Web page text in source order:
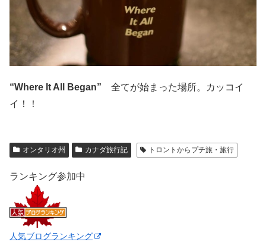
“Where It All Began” 全てが始まった場所。カッコイ
イ！！
オンタリオ州 カナダ旅行記 トロントからプチ旅・旅行
ランキング参加中
人気ブログランキング